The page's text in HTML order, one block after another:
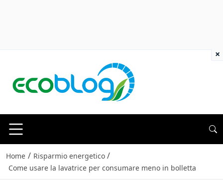
Home / Risparmio energetico /
Come usare la lavatrice per consumare meno in bolletta
×